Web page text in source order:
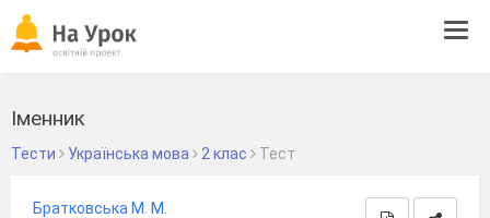
Іменник
Тести Українська мова 2 клас Тест
Братковська М. М.